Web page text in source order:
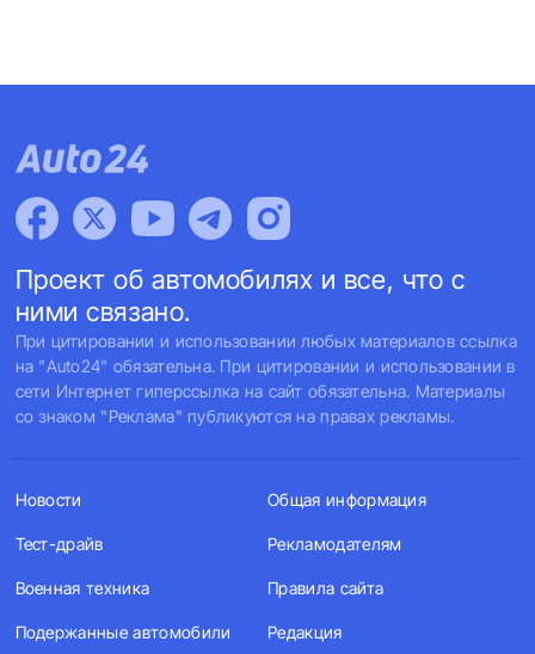
Проект об автомобилях и все, что с
ними связано.
При цитировании и использовании любых материалов ссылка
на "Auto24" обязательна. При цитировании и использовании в
сети Интернет гиперссылка на сайт обязательна. Материалы
со знаком "Реклама" публикуются на правах рекламы.
Новости
Тест-драйв
Военная техника
Подержанные автомобили
Общая информация
Рекламодателям
Правила сайта
Редакция